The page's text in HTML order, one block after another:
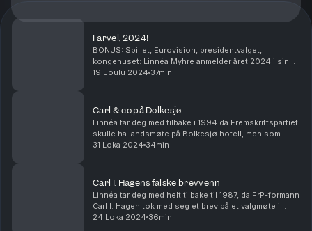
Farvel, 2024!
BONUS: Spillet, Eurovision, presidentvalget,
kongehuset: Linnéa Myhre anmelder året 2024 i sin
aller siste episode av «Gi meg alle detaljene».
19 Joulu 2024 37min
Carl & co på Dolkesjø
Linnéa tar deg med tilbake i 1994 da Fremskrittspartiet
skulle ha landsmøte på Bolkesjø hotell, men som
endte i et internt blodbad i partiet da fire av
31 Loka 2024 34min
Carl I. Hagens falske brevvenn
Linnéa tar deg med helt tilbake til 1987, da FrP-formann
Carl I. Hagen tok med seg et brev på et valgmøte i
Rørvik for å advare det norske folk mot at muslimene
24 Loka 2024 36min